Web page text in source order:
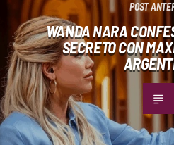
POST
WANDA NARA
SECRETO CON